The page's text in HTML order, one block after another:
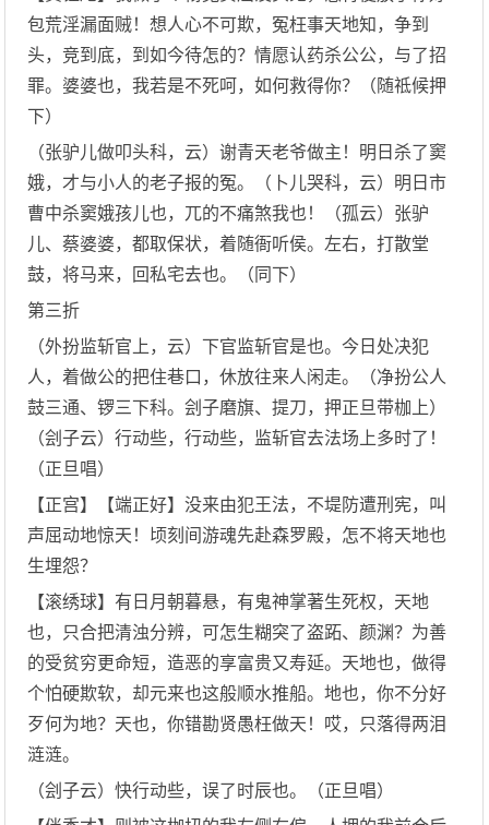
包荒淫漏面贼！想人心不可欺，冤枉事天地知，争到
头，竞到底，到如今待怎的？情愿认药杀公公，与了招
罪。婆婆也，我若是不死呵，如何救得你？（随祗候押
下）
（张驴儿做叩头科，云）谢青天老爷做主！明日杀了窦
娥，才与小人的老子报的冤。（卜儿哭科，云）明日市
曹中杀窦娥孩儿也，兀的不痛煞我也！（孤云）张驴
儿、蔡婆婆，都取保状，着随衙听侯。左右，打散堂
鼓，将马来，回私宅去也。（同下）
第三折
（外扮监斩官上，云）下官监斩官是也。今日处决犯
人，着做公的把住巷口，休放往来人闲走。（净扮公人
鼓三通、锣三下科。刽子磨旗、提刀，押正旦带枷上）
（刽子云）行动些，行动些，监斩官去法场上多时了！
（正旦唱）
【正宫】【端正好】没来由犯王法，不堤防遭刑宪，叫
声屈动地惊天！顷刻间游魂先赴森罗殿，怎不将天地也
生埋怨？
【滚绣球】有日月朝暮悬，有鬼神掌著生死权，天地
也，只合把清浊分辨，可怎生糊突了盗跖、颜渊？为善
的受贫穷更命短，造恶的享富贵又寿延。天地也，做得
个怕硬欺软，却元来也这般顺水推船。地也，你不分好
歹何为地？天也，你错勘贤愚枉做天！哎，只落得两泪
涟涟。
（刽子云）快行动些，误了时辰也。（正旦唱）